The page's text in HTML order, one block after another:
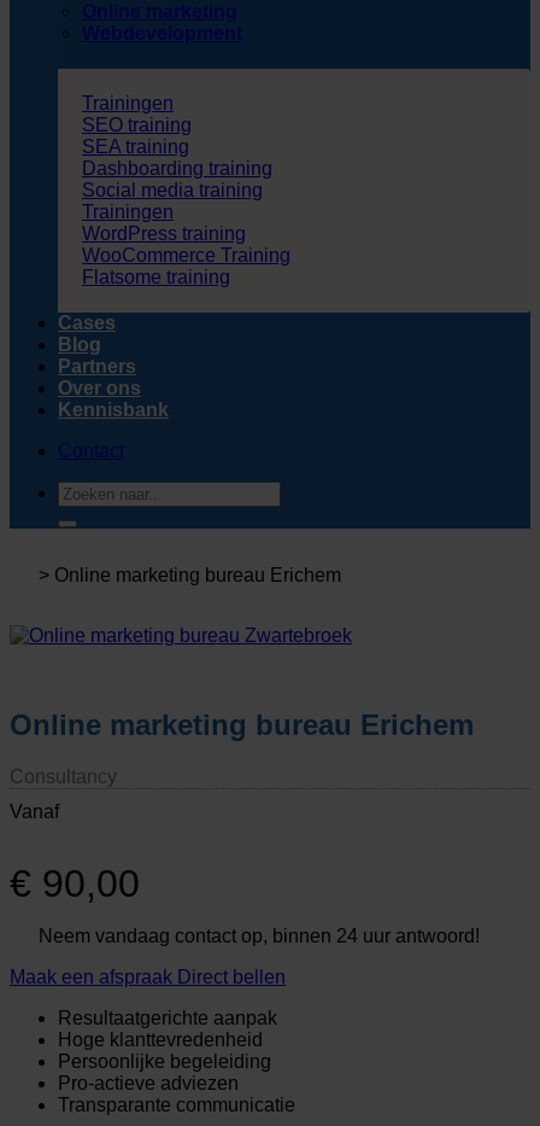
Online marketing
Webdevelopment
Trainingen
SEO training
SEA training
Dashboarding training
Social media training
Trainingen
WordPress training
WooCommerce Training
Flatsome training
Cases
Blog
Partners
Over ons
Kennisbank
Contact
Zoeken
naar:
> Online marketing bureau Erichem
Online marketing bureau Erichem
Consultancy
Vanaf
€ 90,00
Neem vandaag contact op, binnen 24 uur antwoord!
Maak een afspraak Direct bellen
Resultaatgerichte aanpak
Hoge klanttevredenheid
Persoonlijke begeleiding
Pro-actieve adviezen
Transparante communicatie